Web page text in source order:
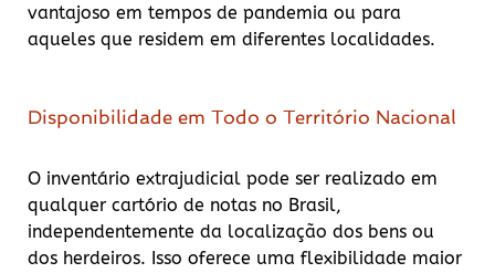
vantajoso em tempos de pandemia ou para
aqueles que residem em diferentes localidades.
Disponibilidade em Todo o Território Nacional
O inventário extrajudicial pode ser realizado em
qualquer cartório de notas no Brasil,
independentemente da localização dos bens ou
dos herdeiros. Isso oferece uma flexibilidade maior